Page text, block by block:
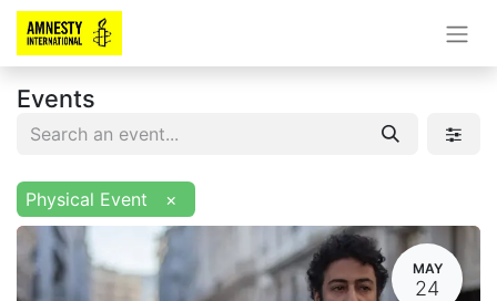
Events
Physical Event ×
MAY
24